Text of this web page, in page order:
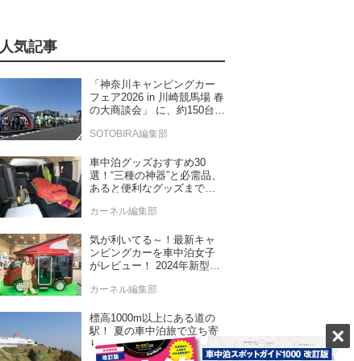
人気記事
「神奈川キャンピングカー
フェア2026 in 川崎競馬場 春
の大商談会」 に、約150台の
SOTOBIRA編集部
車中泊グッズおすすめ30
選！“三種の神器”と必需品、
あると便利なグッズまで車
カーネル編集部
気が利いてる～！最新キャ
ンピングカーを車中泊女子
がレビュー！ 2024年新型モ
カーネル編集部
標高1000m以上にある道の
駅！ 夏の車中泊旅で立ち寄
りたい！